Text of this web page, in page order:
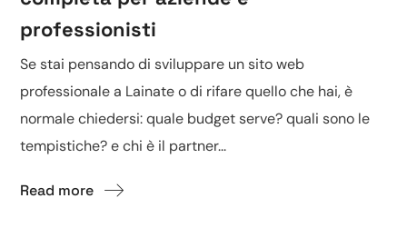
professionisti
Se stai pensando di sviluppare un sito web
professionale a Lainate o di rifare quello che hai, è
normale chiedersi: quale budget serve? quali sono le
tempistiche? e chi è il partner...
Read more